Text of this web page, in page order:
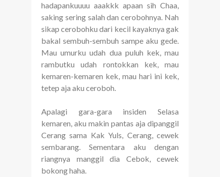
hadapankuuuu aaakkk apaan sih Chaa,
saking sering salah dan cerobohnya. Nah
sikap cerobohku dari kecil kayaknya gak
bakal sembuh-sembuh sampe aku gede.
Mau umurku udah dua puluh kek, mau
rambutku udah rontokkan kek, mau
kemaren-kemaren kek, mau hari ini kek,
tetep aja aku ceroboh.
Apalagi gara-gara insiden Selasa
kemaren, aku makin pantas aja dipanggil
Cerang sama Kak Yuls, Cerang, cewek
sembarang. Sementara aku dengan
riangnya manggil dia Cebok, cewek
bokong haha.